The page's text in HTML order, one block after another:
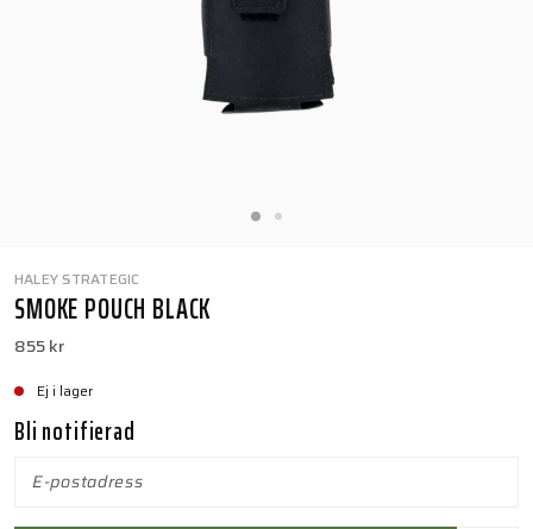
HALEY STRATEGIC
SMOKE POUCH BLACK
855 kr
Ej i lager
Bli notifierad